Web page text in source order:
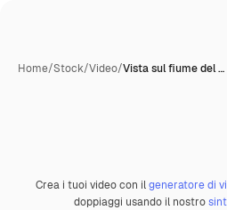
Home/Stock/Video/Vista sul fiume del …
Premium
Crea i tuoi video con ilgeneratore di
doppiaggi usando il nostro